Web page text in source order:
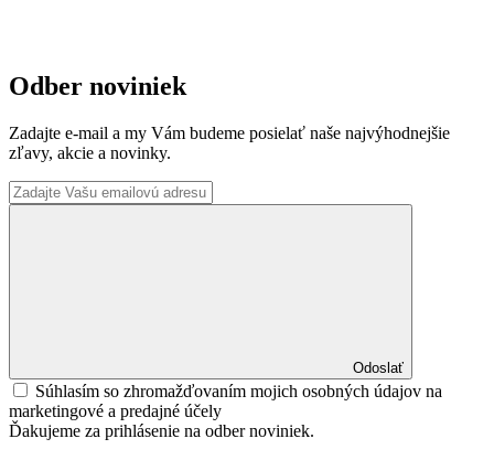
Odber noviniek
Zadajte e-mail a my Vám budeme posielať naše najvýhodnejšie
zľavy, akcie a novinky.
Odoslať
Súhlasím so zhromažďovaním mojich osobných údajov na
marketingové a predajné účely
Ďakujeme za prihlásenie na odber noviniek.